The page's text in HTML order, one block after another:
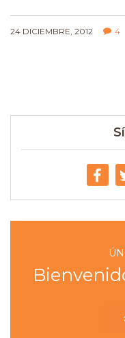
24 DICIEMBRE, 2012 4